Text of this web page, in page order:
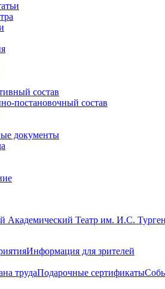
состав
постановочный состав
документы
Информация для зрителей
трудаПодарочные сертификаты